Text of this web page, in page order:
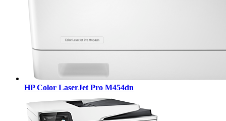
HP Color LaserJet Pro M454dn